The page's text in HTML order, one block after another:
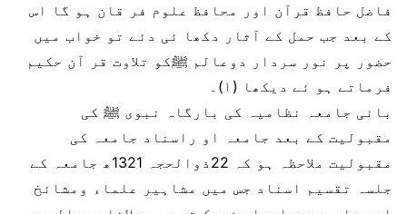
فاضل حافظ قرآن اور محافظ علوم فر قان ہو گا اس
کے بعد جب حمل کے آثار دکھا ئی دئے تو خواب میں
حضور پر نور سردار دوعالم ﷺکو تلاوت قر آن حکیم
فرماتے ہو ئے دیکھا (۱)۔
بانی جامعہ نظامیہ کی بارگاہ نبوی ﷺ کی
مقبولیت کے بعد جامعہ او راسناد جامعہ کی
مقبولیت ملاحظہ ہو کہ 22ذوالحجہ 1321ھ جامعہ کے
جلسہ تقسیم اسناد جس میں مشاہیر علماء ومشائخ